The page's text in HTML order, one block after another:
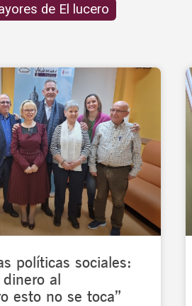
de El lucero
políticas sociales:
al
esto no se toca”